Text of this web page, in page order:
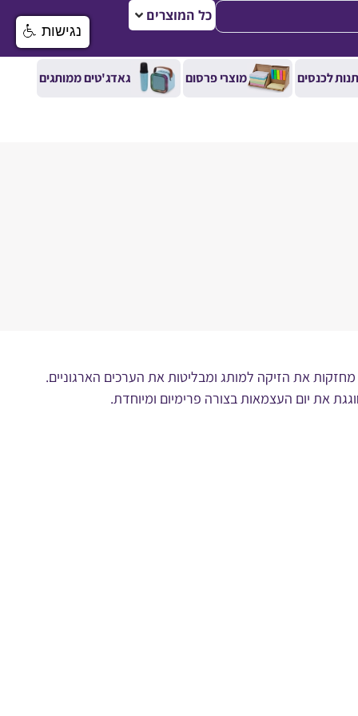
כל המוצרים
לכנסים מוצרי פרסום גאדג'טים ממותגים
ומוקפדות מחזקות את הזיקה למותג ומבליטות את הערכים הארגוניים.
את יום העצמאות בצורה פרימיום ומיוחדת.
נגישות